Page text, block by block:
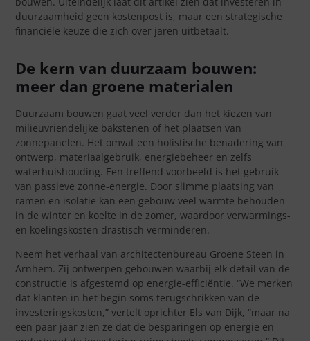
duurzaamheid geen kostenpost is, maar een strategische
financiële keuze die zich over jaren uitbetaalt.
De kern van duurzaam bouwen:
meer dan groene materialen
Duurzaam bouwen gaat veel verder dan het kiezen van
milieuvriendelijke bakstenen of het plaatsen van
zonnepanelen. Het omvat een holistische benadering van
ontwerp, materiaalgebruik, energiebeheer en zelfs
waterhuishouding. Een treffend voorbeeld is het gebruik
van passieve zonne-energie. Door slimme plaatsing van
ramen en isolatie kan een gebouw veel warmte behouden
in de winter en koelte in de zomer, waardoor verwarmings-
en koelingskosten drastisch verminderen.
Neem het verhaal van architectenbureau Groene Steen in
Arnhem. Zij ontwerpen gebouwen waarbij elk detail van de
constructie is afgestemd op energie-efficiëntie. “We merken
dat klanten in het begin soms terugschrikken van de
investeringskosten,” vertelt oprichter Els van Dijk, “maar na
een paar jaar zien ze dat de besparingen op energie en